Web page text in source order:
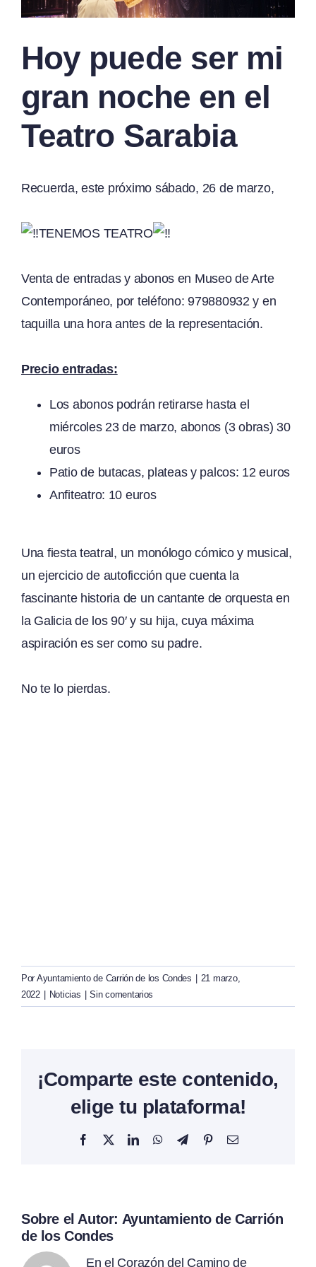
Hoy puede ser mi
gran noche en el
Teatro Sarabia
Recuerda, este próximo sábado, 26 de marzo,
TENEMOS TEATRO
Venta de entradas y abonos en Museo de Arte
Contemporáneo, por teléfono: 979880932 y en
taquilla una hora antes de la representación.
Precio entradas:
Los abonos podrán retirarse hasta el
miércoles 23 de marzo, abonos (3 obras) 30
euros
Patio de butacas, plateas y palcos: 12 euros
Anfiteatro: 10 euros
Una fiesta teatral, un monólogo cómico y musical,
un ejercicio de autoficción que cuenta la
fascinante historia de un cantante de orquesta en
la Galicia de los 90′ y su hija, cuya máxima
aspiración es ser como su padre.
No te lo pierdas.
Por Ayuntamiento de Carrión de los Condes
21 marzo,
2022
Noticias Sin comentarios
¡Comparte este contenido,
elige tu plataforma!
Facebook
X LinkedInWhatsAppTelegramPinterestCorreo
Sobre el Autor: Ayuntamiento de Carrión
de los Condes
En el Corazón del Camino de